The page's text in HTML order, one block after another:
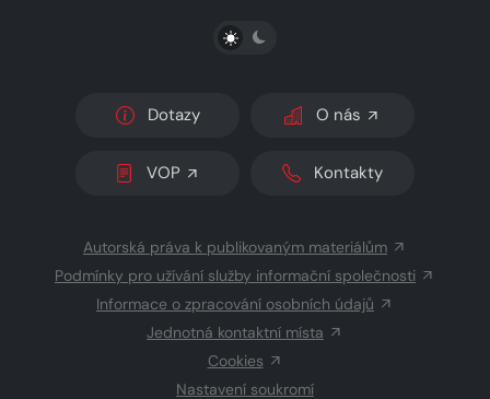
PŘEPNOUT SVĚTLÝ/TMAVÝ REŽIM
Dotazy O nás
VOP Kontakty
Autorská práva k publikovaným materiálům
Podmínky pro užívání služby informační společnosti
Informace o zpracování osobních údajů
Jednotná kontaktní místa
Cookies
Nastavení soukromí